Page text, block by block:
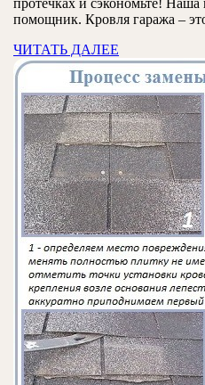
протечках и сэкономьте!
помощник. Кровля гаража –
ЧИТАТЬ ДАЛЕЕ
ДАЛЕЕ